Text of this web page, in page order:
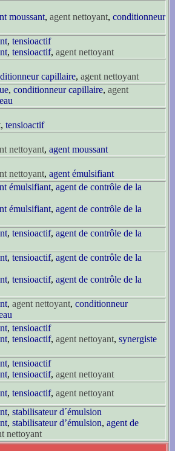
moussant, agent nettoyant, conditionneur
, tensioactif
, tensioactif, agent nettoyant
capillaire, agent nettoyant
, conditionneur capillaire, agent
, tensioactif
nettoyant, agent moussant
nettoyant, agent émulsifiant
émulsifiant, agent de contrôle de la
émulsifiant, agent de contrôle de la
, tensioactif, agent de contrôle de la
, tensioactif, agent de contrôle de la
, tensioactif, agent de contrôle de la
, agent nettoyant, conditionneur
, tensioactif
, tensioactif, agent nettoyant, synergiste
, tensioactif
, tensioactif, agent nettoyant
, tensioactif, agent nettoyant
, stabilisateur d´émulsion
, stabilisateur d’émulsion, agent de
nettoyant